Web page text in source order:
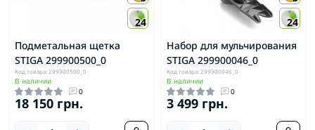
24
Подметальная щетка
STIGA 299900500_0
Код товара: 299900500_0
В наличии
0
18 150 грн.
24
Набор для мульчирования
STIGA 299900046_0
Код товара: 299900046_0
В наличии
0
3 499 грн.